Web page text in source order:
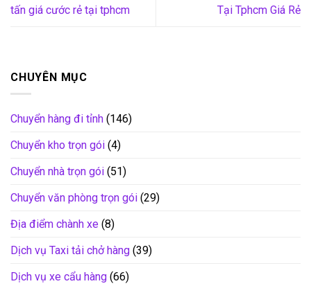
tấn giá cước rẻ tại tphcm
Tại Tphcm Giá Rẻ
CHUYÊN MỤC
Chuyển hàng đi tỉnh (146)
Chuyển kho trọn gói (4)
Chuyển nhà trọn gói (51)
Chuyển văn phòng trọn gói (29)
Địa điểm chành xe (8)
Dịch vụ Taxi tải chở hàng (39)
Dịch vụ xe cẩu hàng (66)